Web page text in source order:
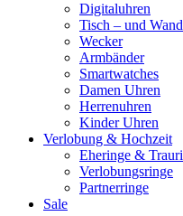
Digitaluhren
Tisch – und
Wecker
Armbänder
Smartwatches
Damen Uhren
Herrenuhren
Kinder Uhren
Verlobung & Hochzeit
Eheringe &
Verlobungsringe
Partnerringe
Sale